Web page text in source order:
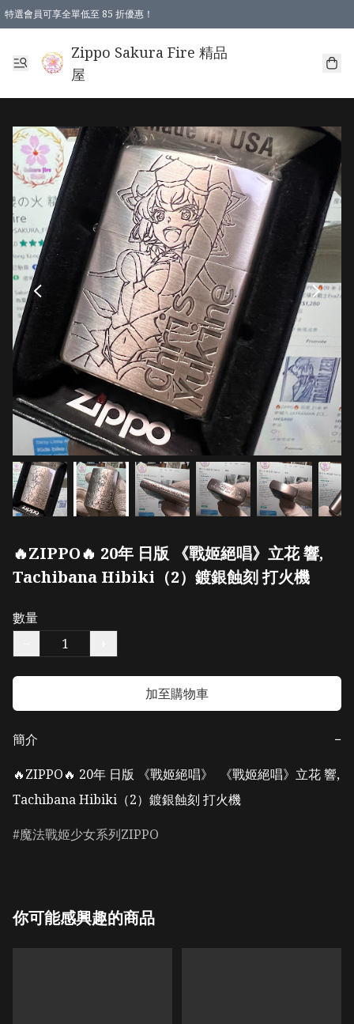
特選會員可享全單低至 85 折優惠！
Zippo Sakura Fire 精品
屋
🔥ZIPPO🔥 20年 日版 《戰姬絕唱》立花 響,
Tachibana Hibiki（2）鍍銀蝕刻 打火機
數量
加至購物車
簡介
−
🔥ZIPPO🔥 20年 日版 《戰姬絕唱》  《戰姬絕唱》立花 響,
Tachibana Hibiki（2）鍍銀蝕刻 打火機
魔法戰姬少女系列ZIPPO
你可能感興趣的商品